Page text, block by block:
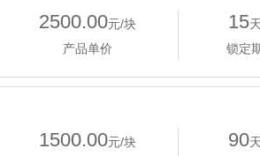
2500.00元/块
产品单价
15
锁定
1500.00元/块
90